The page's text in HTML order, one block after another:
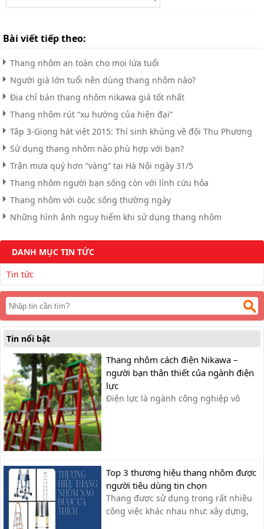
Bài viết tiếp theo:
Thang nhôm an toàn cho mọi lứa tuổi
Người già lớn tuổi nên dùng thang nhôm nào?
Địa chỉ bán thang nhôm nikawa giá tốt nhất
Thang nhôm rút “xu hướng của hiện đại”
Tâp 3-Giọng hát việt 2015: Thí sinh khủng về đội Thu Phương
Sử dụng thang nhôm nào phù hợp với bạn?
Trận mưa quý hơn “vàng” tại Hà Nội ngày 31/5
Thang nhôm người bạn sống còn với lính cứu hỏa
Thang nhôm với cuộc sống thường ngày
Những hình ảnh nguy hiểm khi sử dụng thang nhôm
DANH MỤC TIN TỨC
Tin tức
Tin nổi bật
Thang nhôm cách điện Nikawa –
người bạn thân thiết của ngành điện
lực
Điện lực là ngành công nghiệp vô
trường gần nguồn điện và ở những vị
trí trên cao, tại những cột [&h...
Top 3 thương hiệu thang nhôm được
người tiêu dùng tin chọn
Thang được sử dụng trong rất nhiều
công việc khác nhau như: xây dựng,